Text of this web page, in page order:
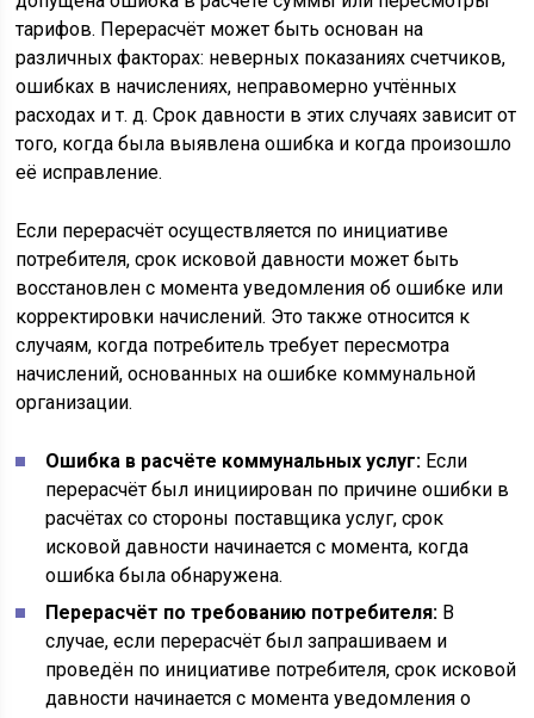
тарифов. Перерасчёт может быть основан на
различных факторах: неверных показаниях счетчиков,
ошибках в начислениях, неправомерно учтённых
расходах и т. д. Срок давности в этих случаях зависит от
того, когда была выявлена ошибка и когда произошло
её исправление.
Если перерасчёт осуществляется по инициативе
потребителя, срок исковой давности может быть
восстановлен с момента уведомления об ошибке или
корректировки начислений. Это также относится к
случаям, когда потребитель требует пересмотра
начислений, основанных на ошибке коммунальной
организации.
Ошибка в расчёте коммунальных услуг: Если
перерасчёт был инициирован по причине ошибки в
расчётах со стороны поставщика услуг, срок
исковой давности начинается с момента, когда
ошибка была обнаружена.
Перерасчёт по требованию потребителя: В
случае, если перерасчёт был запрашиваем и
проведён по инициативе потребителя, срок исковой
давности начинается с момента уведомления о